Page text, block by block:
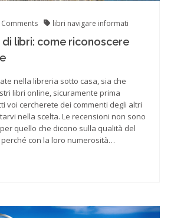
Comments libri navigare informati
di libri: come riconoscere
nella libreria sotto casa, sia che
libri online, sicuramente prima
voi cercherete dei commenti degli altri
nella scelta. Le recensioni non sono
quello che dicono sulla qualità del
con la loro numerosità…